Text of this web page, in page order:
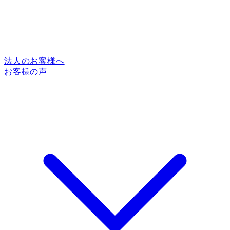
法人のお客様へ
お客様の声